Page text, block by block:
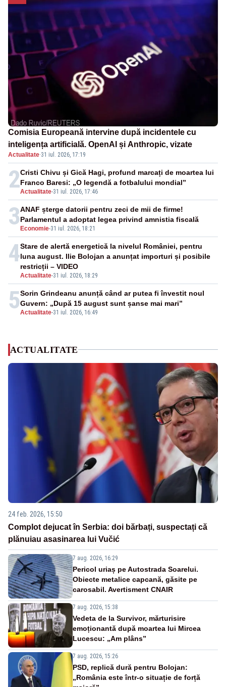
Comisia Europeană intervine după incidentele cu
inteligența artificială. OpenAI și Anthropic, vizate
Actualitate·31 iul. 2026, 17:19
2Actualitate-31 iul. 2026, 17:46
Cristi Chivu și Gică Hagi, profund marcați de moartea lui
Franco Baresi: „O legendă a fotbalului mondial”
3Economie-31 iul. 2026, 18:21
ANAF șterge datorii pentru zeci de mii de firme!
Parlamentul a adoptat legea privind amnistia fiscală
4
Actualitate-31 iul. 2026, 18:29
Stare de alertă energetică la nivelul României, pentru
luna august. Ilie Bolojan a anunțat importuri și posibile
restricții – VIDEO
5Actualitate-31 iul. 2026, 16:49
Sorin Grindeanu anunță când ar putea fi învestit noul
Guvern: „După 15 august sunt șanse mai mari”
ACTUALITATE
24 feb. 2026, 15:50
Complot dejucat în Serbia: doi bărbați, suspectați că
plănuiau asasinarea lui Vučić
7 aug. 2026, 16:29
Pericol uriaș pe Autostrada Soarelui.
Obiecte metalice capcană, găsite pe
carosabil. Avertisment CNAIR
7 aug. 2026, 15:38
Vedeta de la Survivor, mărturisire
emoționantă după moartea lui Mircea
Lucescu: „Am plâns”
7 aug. 2026, 15:26
PSD, replică dură pentru Bolojan:
„România este într-o situație de forță